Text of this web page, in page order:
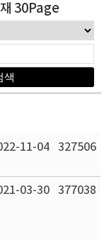
30Page
11-04 327506
03-30 377038